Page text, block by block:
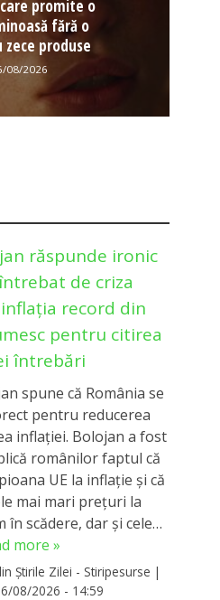
promite o
fără o
zece produse
08/2026
răspunde ironic
de criza
record din
pentru citirea
întrebări
spune că România se
pentru reducerea
inflației. Bolojan a fost
românilor faptul că
UE la inflație și că
mai mari prețuri la
în scădere, dar și cele…
more »
Știrile Zilei - Stiripesurse |
08/2026 - 14:59